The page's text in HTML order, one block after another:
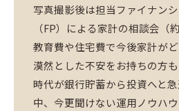
写真撮影後は担当ファイナン
（FP）による家計の相談会（
教育費や住宅費で今後家計がど
漠然とした不安をお持ちの方も
時代が銀行貯蓄から投資へと
中、今更聞けない運用ノウハ